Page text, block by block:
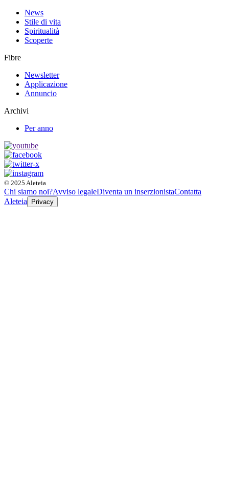
News
Stile di vita
Spiritualità
Scoperte
Fibre
Newsletter
Applicazione
Annuncio
Archivi
Per anno
© 2025 Aleteia
Chi siamo noi?Avviso legaleDiventa un inserzionistaContatta
Aleteia
Privacy